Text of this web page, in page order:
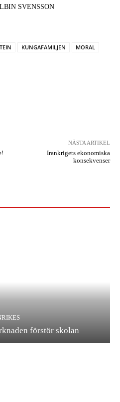
SVENSSON
KUNGAFAMILJEN
MORAL
NÄSTA ARTIKEL
Irankrigets ekonomiska
konsekvenser
förstör skolan